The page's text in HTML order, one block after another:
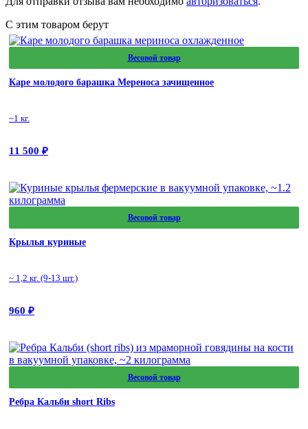
С этим товаром берут
Весовой товар
Каре молодого барашка Мереноса зачищенное
~1 кг.
11 500 ₽
Весовой товар
Крылья куриные
~ 1,2 кг. (9-13 шт.)
960 ₽
Весовой товар
Ребра Кальби short Ribs